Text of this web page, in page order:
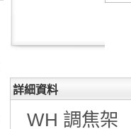
詳細資料
WH 調焦架